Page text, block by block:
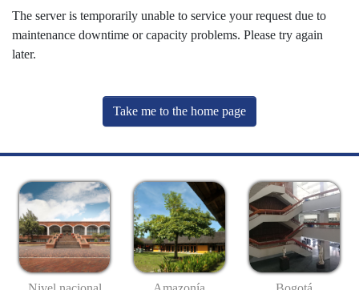
The server is temporarily unable to service your request due to
maintenance downtime or capacity problems. Please try again
later.
Take me to the home page